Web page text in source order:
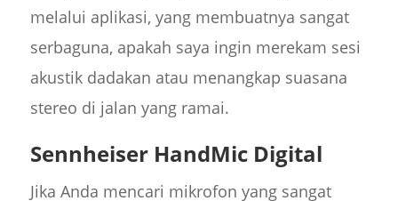
melalui aplikasi, yang membuatnya sangat
serbaguna, apakah saya ingin merekam sesi
akustik dadakan atau menangkap suasana
stereo di jalan yang ramai.
Sennheiser HandMic Digital
Jika Anda mencari mikrofon yang sangat